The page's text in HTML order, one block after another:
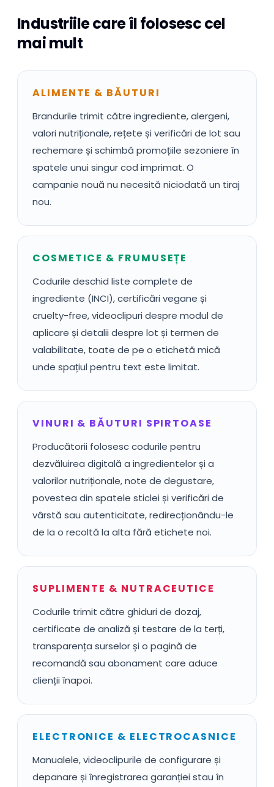
Industriile care îl folosesc cel
mai mult
ALIMENTE & BĂUTURI
Brandurile trimit către ingrediente, alergeni,
valori nutriționale, rețete și verificări de lot sau
rechemare și schimbă promoțiile sezoniere în
spatele unui singur cod imprimat. O
campanie nouă nu necesită niciodată un tiraj
nou.
COSMETICE & FRUMUSEȚE
Codurile deschid liste complete de
ingrediente (INCI), certificări vegane și
cruelty-free, videoclipuri despre modul de
aplicare și detalii despre lot și termen de
valabilitate, toate de pe o etichetă mică
unde spațiul pentru text este limitat.
VINURI & BĂUTURI SPIRTOASE
Producătorii folosesc codurile pentru
dezvăluirea digitală a ingredientelor și a
valorilor nutriționale, note de degustare,
povestea din spatele sticlei și verificări de
vârstă sau autenticitate, redirecționându-le
de la o recoltă la alta fără etichete noi.
SUPLIMENTE & NUTRACEUTICE
Codurile trimit către ghiduri de dozaj,
certificate de analiză și testare de la terți,
transparența surselor și o pagină de
recomandă sau abonament care aduce
clienții înapoi.
ELECTRONICE & ELECTROCASNICE
Manualele, videoclipurile de configurare și
depanare și înregistrarea garanției stau în